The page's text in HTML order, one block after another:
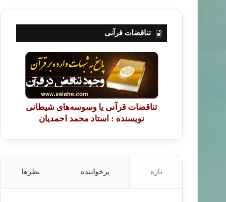
تناقضات قرآنی
تناقضات قرآنی یا وسوسه‌های شیطانی
نویسنده : استاد محمد احمدیان
تازه پرخواننده نظرها